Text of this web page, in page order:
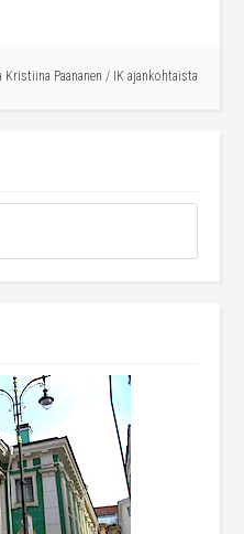
Kristiina Paananen / IK ajankohtaista